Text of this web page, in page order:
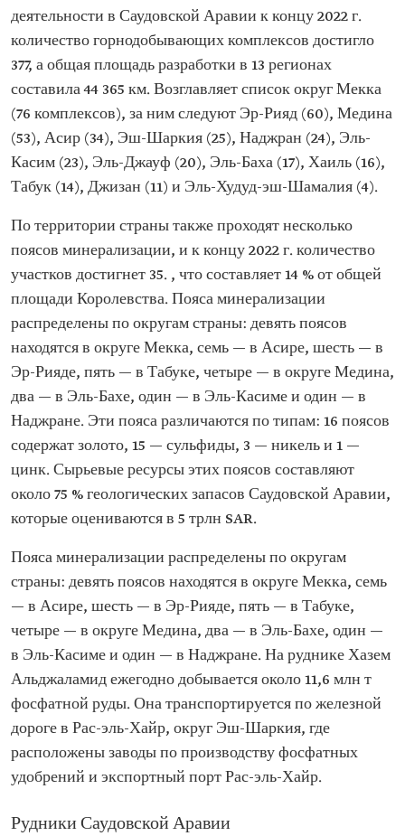
деятельности в Саудовской Аравии к концу 2022 г.
количество горнодобывающих комплексов достигло
377, а общая площадь разработки в 13 регионах
составила 44 365 км. Возглавляет список округ Мекка
(76 комплексов), за ним следуют Эр-Рияд (60), Медина
(53), Асир (34), Эш-Шаркия (25), Наджран (24), Эль-
Касим (23), Эль-Джауф (20), Эль-Баха (17), Хаиль (16),
Табук (14), Джизан (11) и Эль-Худуд-эш-Шамалия (4).
По территории страны также проходят несколько
поясов минерализации, и к концу 2022 г. количество
участков достигнет 35. , что составляет 14 % от общей
площади Королевства. Пояса минерализации
распределены по округам страны: девять поясов
находятся в округе Мекка, семь — в Асире, шесть — в
Эр-Рияде, пять — в Табуке, четыре — в округе Медина,
два — в Эль-Бахе, один — в Эль-Касиме и один — в
Наджране. Эти пояса различаются по типам: 16 поясов
содержат золото, 15 — сульфиды, 3 — никель и 1 —
цинк. Сырьевые ресурсы этих поясов составляют
около 75 % геологических запасов Саудовской Аравии,
которые оцениваются в 5 трлн SAR.
Пояса минерализации распределены по округам
страны: девять поясов находятся в округе Мекка, семь
— в Асире, шесть — в Эр-Рияде, пять — в Табуке,
четыре — в округе Медина, два — в Эль-Бахе, один —
в Эль-Касиме и один — в Наджране. На руднике Хазем
Альджаламид ежегодно добывается около 11,6 млн т
фосфатной руды. Она транспортируется по железной
дороге в Рас-эль-Хайр, округ Эш-Шаркия, где
расположены заводы по производству фосфатных
удобрений и экспортный порт Рас-эль-Хайр.
Рудники Саудовской Аравии